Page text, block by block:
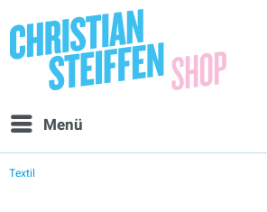
Menü
Textil